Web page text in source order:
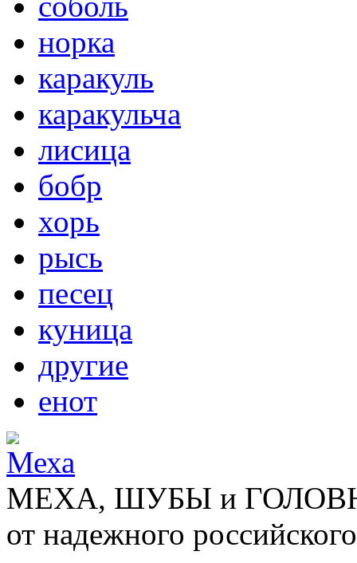
норка
каракуль
каракульча
лисица
бобр
хорь
рысь
песец
куница
другие
енот
МЕХА, ШУБЫ и
от надежного